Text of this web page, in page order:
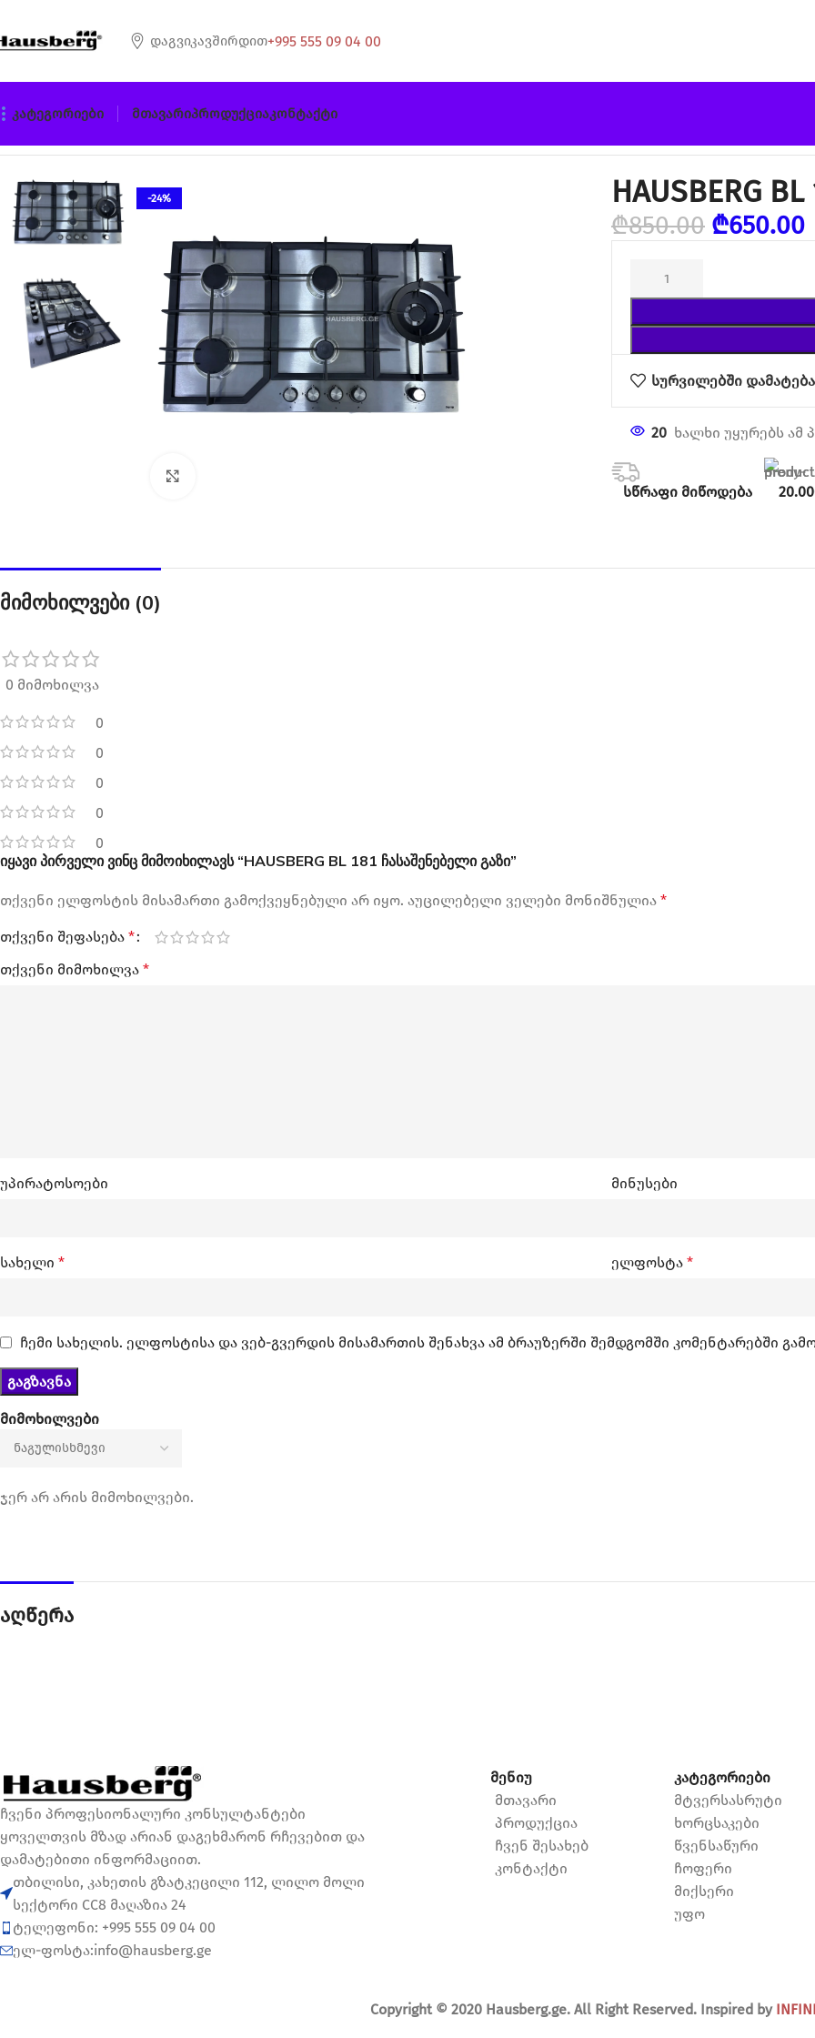
Დაგვიკავშირდით+995 555 09 04 00
Კატეგორიები ᲛთავარიᲞროდუქციაᲙონტაქტი
-24% HAUSBERG
₾850.00 ₾650.00
სურვილებში დამატება
20 ხალხი უყურებს ამ
სწრაფი მიწოდება
მიმოხილვები (0)
0 მიმოხილვა
0
0
0
0
0
მიმოხილვები
ჯერ არ არის მიმოხილვები.
იყავი პირველი ვინც მიმოიხილავს “HAUSBERG BL 181 ჩასაშენებელი გაზი”
თქვენი ელფოსტის მისამართი გამოქვეყნებული არ იყო. აუცილებელი ველები მონიშნულია *
თქვენი შეფასება *
თქვენი მიმოხილვა *
უპირატოსოები მინუსები
სახელი * ელფოსტა *
ჩემი სახელის. ელფოსტისა და ვებ-გვერდის მისამართის შენახვა ამ ბრაუზერში შემდგომში კომენტარებში
აღწერა
ჩვენი პროფესიონალური კონსულტანტები
ყოველთვის მზად არიან დაგეხმარონ რჩევებით და
დამატებითი ინფორმაციით.
თბილისი, კახეთის გზატკეცილი 112, ლილო მოლი
სექტორი CC8 მაღაზია 24
ტელეფონი: +995 555 09 04 00
ელ-ფოსტა:info@hausberg.ge
მენიუ
მთავარი
პროდუქცია
ჩვენ შესახებ
კონტაქტი
კატეგორიები
მტვერსასრუტი
ხორცსაკები
წვენსაწური
ჩოფერი
მიქსერი
უფო
Copyright © 2020 Hausberg.ge. All Right Reserved. Inspired by